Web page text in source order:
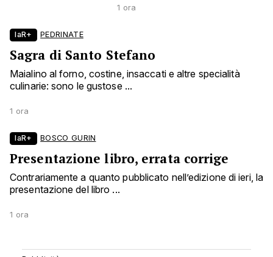
1 ora
laR+ PEDRINATE
Sagra di Santo Stefano
Maialino al forno, costine, insaccati e altre specialità
culinarie: sono le gustose ...
1 ora
laR+ BOSCO GURIN
Presentazione libro, errata corrige
Contrariamente a quanto pubblicato nell’edizione di ieri, la
presentazione del libro ...
1 ora